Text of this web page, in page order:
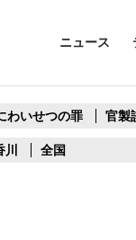
ニュース
わいせつの罪 官製
全国